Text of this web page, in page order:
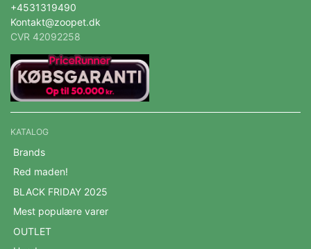
+4531319490
Kontakt@zoopet.dk
CVR 42092258
KATALOG
Brands
Red maden!
BLACK FRIDAY 2025
Mest populære varer
OUTLET